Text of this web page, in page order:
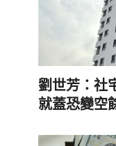
劉世芳：社
就蓋恐變空